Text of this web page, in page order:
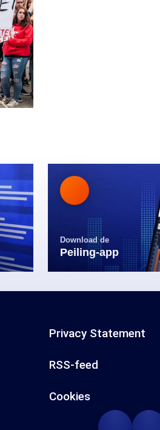
Download de
Peiling-app
Privacy Statement
RSS-feed
Cookies